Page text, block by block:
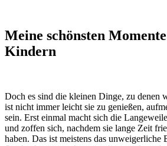
Meine schönsten
Kindern
Doch es sind die kleinen Dinge, zu denen
ist nicht immer leicht sie zu genießen,
sein. Erst einmal macht sich die
und zoffen sich, nachdem sie lange Zeit
haben. Das ist meistens das unweigerliche